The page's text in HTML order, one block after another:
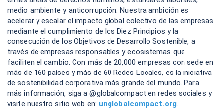
medio ambiente y anticorrupción. Nuestra ambición es
acelerar y escalar el impacto global colectivo de las empresas
mediante el cumplimiento de los Diez Principios y la
consecución de los Objetivos de Desarrollo Sostenible, a
través de empresas responsables y ecosistemas que
faciliten el cambio. Con más de 20,000 empresas con sede en
más de 160 países y más de 60 Redes Locales, es la iniciativa
de sostenibilidad corporativa más grande del mundo. Para
más información, siga a @globalcompact en redes sociales y
visite nuestro sitio web en: unglobalcompact.org.